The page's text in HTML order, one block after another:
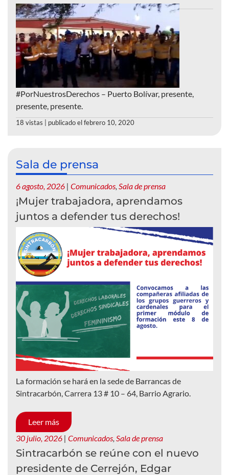
#PorNuestrosDerechos – Puerto Bolívar, presente,
presente, presente.
18 vistas publicado el febrero 10, 2020
Sala de prensa
6 agosto, 2026 | Comunicados, Sala de prensa
¡Mujer trabajadora, aprendamos
juntos a defender tus derechos!
La formación se hará en la sede de Barrancas de
Sintracarbón, Carrera 13 # 10 – 64, Barrio Agrario.
Leer más
30 julio, 2026 | Comunicados Sala de prensa
Sintracarbón se reúne con el nuevo
presidente de Cerrejón, Edgar